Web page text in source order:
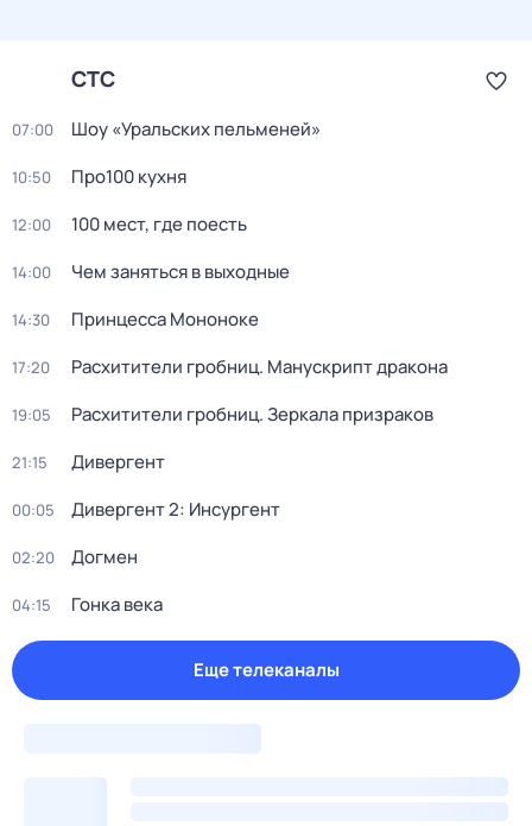
СТС
07:00 Шоу «Уральских пельменей»
10:50 Про100 кухня
12:00 100 мест, где поесть
14:00 Чем заняться в выходные
14:30 Принцeссa Мононоке
17:20 Расхитители гробниц. Манускрипт дракона
19:05 Расхитители гробниц. Зеркала призраков
21:15 Дивергент
00:05 Дивергент 2: Инсургент
02:20 Догмен
04:15 Гонка века
Еще телеканалы